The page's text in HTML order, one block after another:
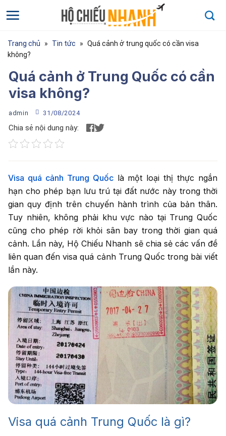
qua
dung
Trang chủ » Tin tức » Quá cảnh ở trung quốc có cần visa
không?
Quá cảnh ở Trung Quốc có cần
visa không?
admin 31/08/2024
Chia sẻ nội dung này:
Visa quá cảnh Trung Quốclà một loại thị thực ngắn
hạn cho phép bạn lưu trú tại đất nước này trong thời
gian quy định trên chuyến hành trình của bản thân.
Tuy nhiên, không phải khu vực nào tại Trung Quốc
cũng cho phép rời khỏi sân bay trong thời gian quá
cảnh. Lần này, Hộ Chiếu Nhanh sẽ chia sẻ các vấn đề
liên quan đến visa quá cảnh Trung Quốc trong bài viết
lần này.
Visa quá cảnh Trung Quốc là gì?
Họ và tên của bạn
Điện thoại
Nhập số điện thoại
cần được tư vấn
Tư vấn
cho tôi